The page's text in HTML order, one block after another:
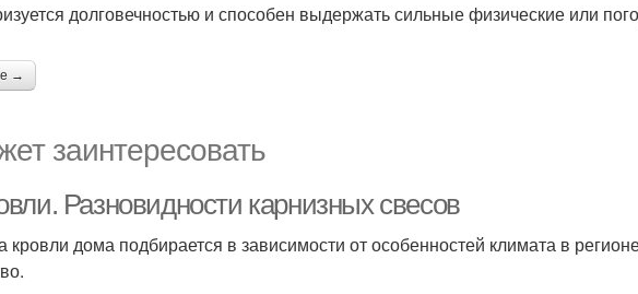
долговечностью и способен выдержать сильные физические или
→
заинтересовать
Разновидности карнизных свесов
кровли дома подбирается в зависимости от особенностей климата в